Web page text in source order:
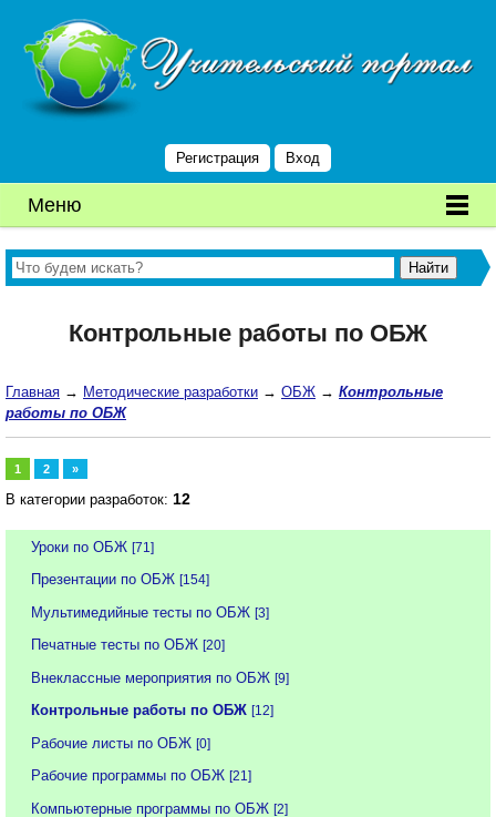
Регистрация Вход
Меню
Контрольные работы по ОБЖ
Главная → Методические разработки → ОБЖ → Контрольные
работы по ОБЖ
1 2 »
В категории разработок: 12
Уроки по ОБЖ [71]
Презентации по ОБЖ [154]
Мультимедийные тесты по ОБЖ [3]
Печатные тесты по ОБЖ [20]
Внеклассные мероприятия по ОБЖ [9]
Контрольные работы по ОБЖ [12]
Рабочие листы по ОБЖ [0]
Рабочие программы по ОБЖ [21]
Компьютерные программы по ОБЖ [2]